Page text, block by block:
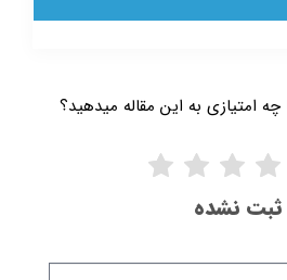
نشده
امتیازی به این مقاله میدهید؟